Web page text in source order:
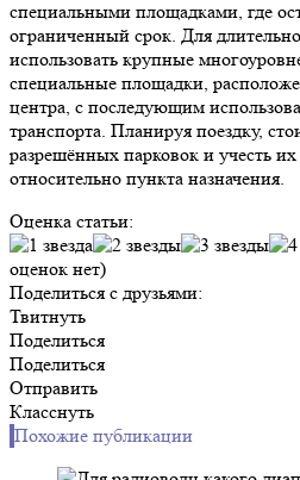
специальными площадками, где
ограниченный срок. Для
использовать крупные
специальные площадки,
центра, с последующим
транспорта. Планируя поездку,
разрешённых парковок и учесть
относительно пункта назначения.
Оценка статьи:
оценок нет)
Поделиться с друзьями:
Твитнуть
Поделиться
Поделиться
Отправить
Класснуть
Похожие публикации